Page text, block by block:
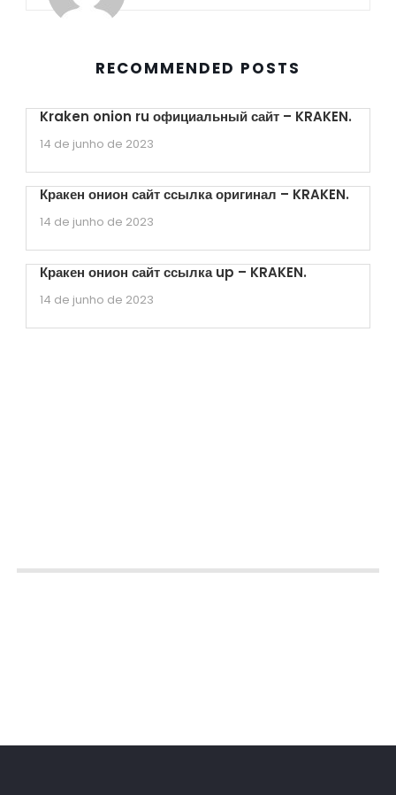
RECOMMENDED POSTS
Kraken onion ru официальный сайт – KRAKEN.
14 de junho de 2023
Кракен онион сайт ссылка оригинал – KRAKEN.
14 de junho de 2023
Кракен онион сайт ссылка up – KRAKEN.
14 de junho de 2023